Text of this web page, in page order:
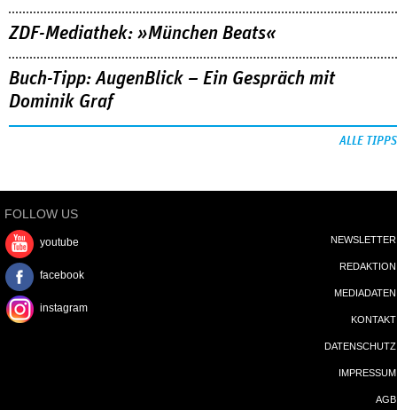
ZDF-Mediathek: »München Beats«
Buch-Tipp: AugenBlick – Ein Gespräch mit
Dominik Graf
ALLE TIPPS
FOLLOW US
youtube
facebook
instagram
NEWSLETTER
REDAKTION
MEDIADATEN
KONTAKT
DATENSCHUTZ
IMPRESSUM
AGB